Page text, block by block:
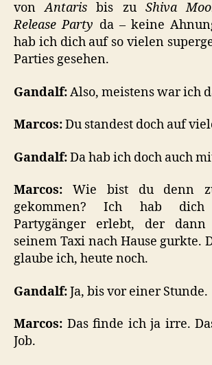
vonAntaris bis zu Shiva
Release Party da – keine
hab ich dich auf so vielen
Parties gesehen.
Gandalf:Also, meistens war ich
Marcos:Du standest doch auf
Gandalf:Da hab ich doch auch
Marcos: Wie bist du denn
gekommen? Ich hab
Partygänger erlebt, der
seinem Taxi nach Hause gurkte.
glaube ich, heute noch.
Gandalf:Ja, bis vor einer Stunde.
Marcos: Das finde ich ja irre.
Job.